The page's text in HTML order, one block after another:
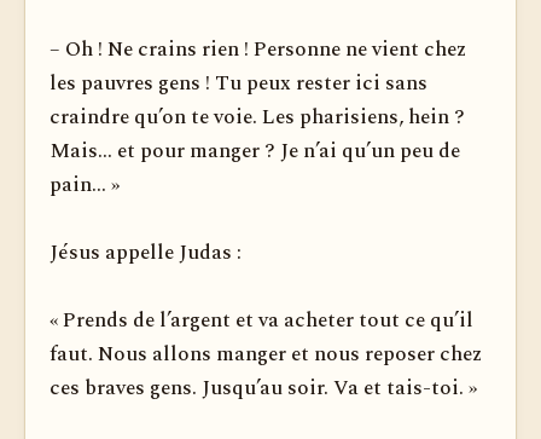
– Oh ! Ne crains rien ! Personne ne vient chez
les pauvres gens ! Tu peux rester ici sans
craindre qu’on te voie. Les pharisiens, hein ?
Mais... et pour manger ? Je n’ai qu’un peu de
pain... »
Jésus appelle Judas :
« Prends de l’argent et va acheter tout ce qu’il
faut. Nous allons manger et nous reposer chez
ces braves gens. Jusqu’au soir. Va et tais-toi. »